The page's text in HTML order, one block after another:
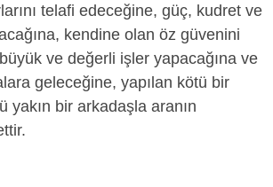
telafi edeceğine, güç, kudret ve
kendine olan öz güvenini
ve değerli işler yapacağına ve
geleceğine, yapılan kötü bir
yakın bir arkadaşla aranın